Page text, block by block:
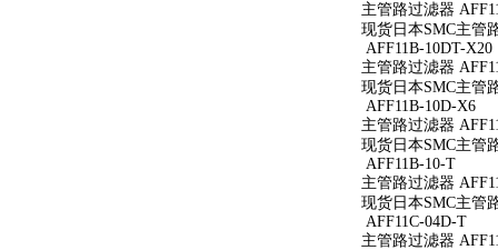
主管路过滤器
现货日本SMC主管
AFF11B-10DT-X20
主管路过滤器
现货日本SMC主管
AFF11B-10D-X6
主管路过滤器
现货日本SMC主管
AFF11B-10-T
主管路过滤器
现货日本SMC主管
AFF11C-04D-T
主管路过滤器